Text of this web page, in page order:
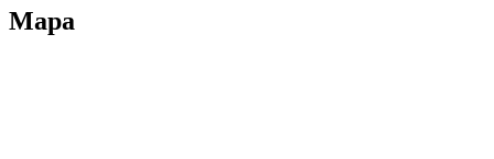
Mapa